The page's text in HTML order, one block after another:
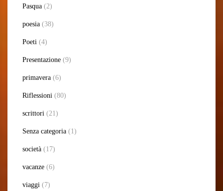
Pasqua (2)
poesia (38)
Poeti (4)
Presentazione (9)
primavera (6)
Riflessioni (80)
scrittori (21)
Senza categoria (1)
società (17)
vacanze (6)
viaggi (7)